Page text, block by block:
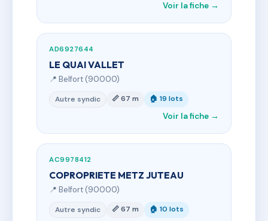
Voir la fiche →
AD6927644
LE QUAI VALLET
📍 Belfort (90000)
Autre syndic 📏 67 m 🏠 19 lots
Voir la fiche →
AC9978412
COPROPRIETE METZ JUTEAU
📍 Belfort (90000)
Autre syndic 📏 67 m 🏠 10 lots